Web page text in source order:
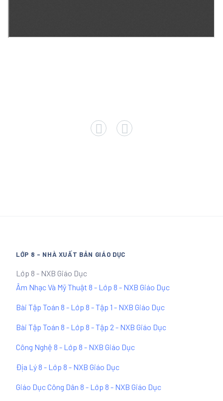
LỚP 8 - NHÀ XUẤT BẢN GIÁO DỤC
Lớp 8 - NXB Giáo Dục
Âm Nhạc Và Mỹ Thuật 8 - Lớp 8 - NXB Giáo Dục
Bài Tập Toán 8 - Lớp 8 - Tập 1 - NXB Giáo Dục
Bài Tập Toán 8 - Lớp 8 - Tập 2 - NXB Giáo Dục
Công Nghệ 8 - Lớp 8 - NXB Giáo Dục
Địa Lý 8 - Lớp 8 - NXB Giáo Dục
Giáo Dục Công Dân 8 - Lớp 8 - NXB Giáo Dục